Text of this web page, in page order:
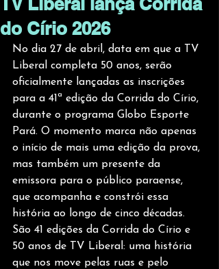
do Círio 2026
No dia 27 de abril, data em que a TV
Liberal completa 50 anos, serão
oficialmente lançadas as inscrições
para a 41ª edição da Corrida do Círio,
durante o programa Globo Esporte
Pará. O momento marca não apenas
o início de mais uma edição da prova,
mas também um presente da
emissora para o público paraense,
que acompanha e constrói essa
história ao longo de cinco décadas.
São 41 edições da Corrida do Círio e
50 anos de TV Liberal: uma história
que nos move pelas ruas e pelo